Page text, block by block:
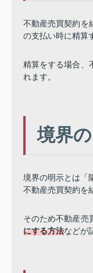
不動産売買契約を
の支払い時に精算
精算をする場合、
れます。
境界
境界の明示とは「
不動産売買契約を
そのため不動産売
にする方法などが